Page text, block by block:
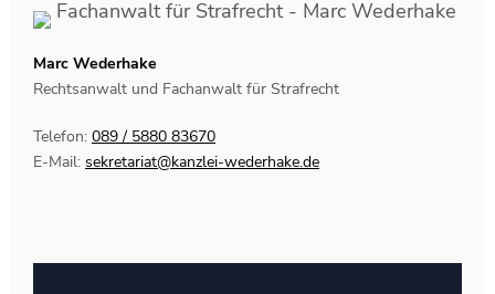
Marc Wederhake
Rechtsanwalt und Fachanwalt für Strafrecht
Telefon: 089 / 5880 83670
E-Mail: sekretariat@kanzlei-wederhake.de